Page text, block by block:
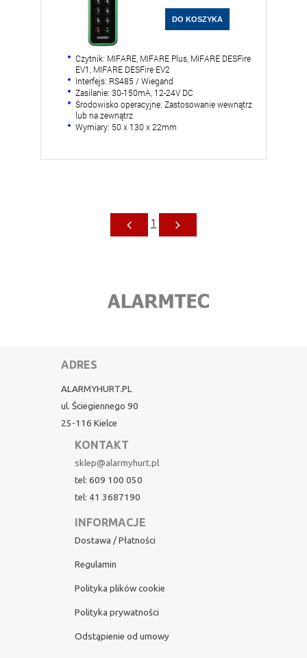
Czytnik: MIFARE, MIFARE Plus, MIFARE DESFire
EV1, MIFARE DESFire EV2
Interfejs: RS485 / Wiegand
Zasilanie: 30-150mA, 12-24V DC
Środowisko operacyjne: Zastosowanie wewnątrz
lub na zewnątrz
Wymiary: 50 x 130 x 22mm
1
ADRES
ALARMYHURT.PL
ul. Ściegiennego 90
25-116 Kielce
KONTAKT
sklep@alarmyhurt.pl
tel: 609 100 050
tel: 41 3687190
INFORMACJE
Dostawa / Płatności
Regulamin
Polityka plików cookie
Polityka prywatności
Odstąpienie od umowy